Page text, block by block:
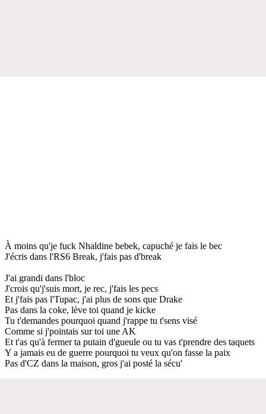
À moins qu'je fuck Nhaldine bebek, capuché je fais le bec
J'écris dans l'RS6 Break, j'fais pas d'break
J'ai grandi dans l'bloc
J'crois qu'j'suis mort, je rec, j'fais les pecs
Et j'fais pas l'Tupac, j'ai plus de sons que Drake
Pas dans la coke, lève toi quand je kicke
Tu t'demandes pourquoi quand j'rappe tu t'sens visé
Comme si j'pointais sur toi une AK
Et t'as qu'à fermer ta putain d'gueule ou tu vas t'prendre des taquets
Y a jamais eu de guerre pourquoi tu veux qu'on fasse la paix
Pas d'CZ dans la maison, gros j'ai posté la sécu'